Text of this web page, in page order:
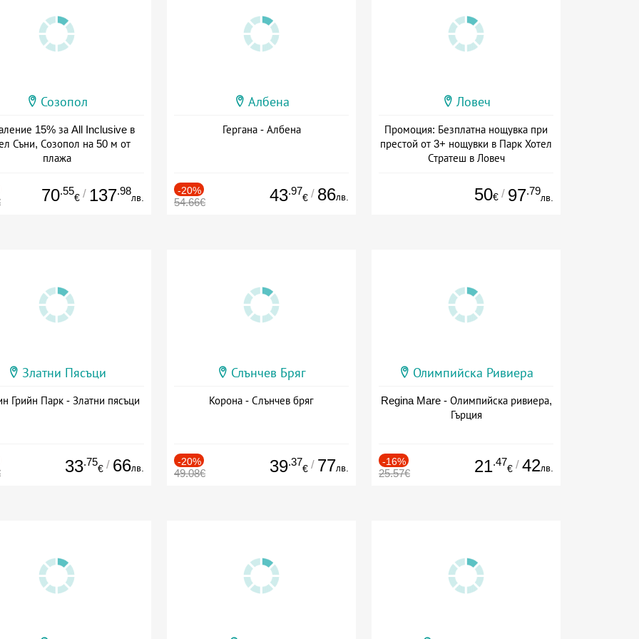
Созопол
15% за All Inclusive в
Съни, Созопол на 50 м от
плажа
70.55
€ / 137.98
лв.
Албена
Гергана - Албена
-20%
54.66€ 43.97
€ / 86лв.
Ловеч
Промоция: Безплатна нощувка при
престой от 3+ нощувки в Парк Хотел
Стратеш в Ловеч
50€ / 97.79
лв.
Златни Пясъци
Грийн Парк - Златни пясъци
33.75
€ / 66лв.
Слънчев Бряг
Корона - Слънчев бряг
-20%
49.08€ 39.37
€ / 77лв.
Олимпийска Ривиера
Regina Mare - Олимпийска ривиера,
Гърция
-16%
25.57€ 21.47
€ / 42лв.